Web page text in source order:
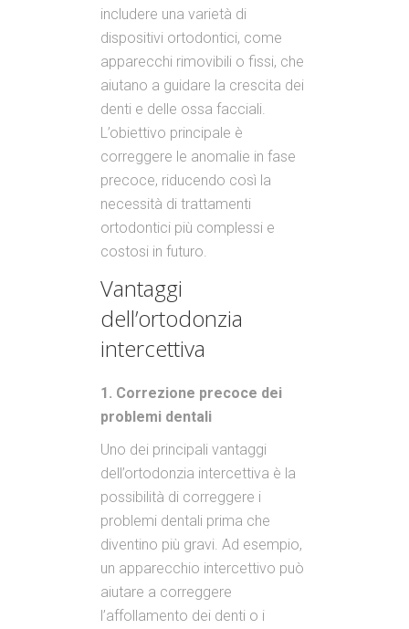
includere una varietà di
dispositivi ortodontici, come
apparecchi rimovibili o fissi, che
aiutano a guidare la crescita dei
denti e delle ossa facciali.
L’obiettivo principale è
correggere le anomalie in fase
precoce, riducendo così la
necessità di trattamenti
ortodontici più complessi e
costosi in futuro.
Vantaggi
dell’ortodonzia
intercettiva
1. Correzione precoce dei
problemi dentali
Uno dei principali vantaggi
dell’ortodonzia intercettiva è la
possibilità di correggere i
problemi dentali prima che
diventino più gravi. Ad esempio,
un apparecchio intercettivo può
aiutare a correggere
l’affollamento dei denti o i